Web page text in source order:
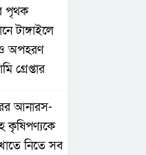
পৃথক
টাঙ্গাইলে
অপহরণ
গ্রেপ্তার
আনারস-
কৃষিপণ্যকে
নিতে সব